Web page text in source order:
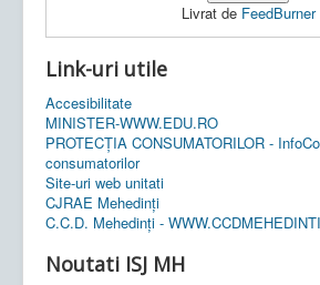
Livrat de FeedBurner
Link-uri utile
Accesibilitate
MINISTER-WWW.EDU.RO
PROTECȚIA CONSUMATORILOR -
consumatorilor
Site-uri web unitati
CJRAE Mehedinți
C.C.D. Mehedinţi -
Noutati ISJ MH